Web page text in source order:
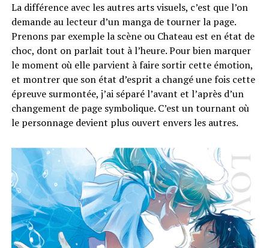
La différence avec les autres arts visuels, c’est que l’on
demande au lecteur d’un manga de tourner la page.
Prenons par exemple la scène ou Chateau est en état de
choc, dont on parlait tout à l’heure. Pour bien marquer
le moment où elle parvient à faire sortir cette émotion,
et montrer que son état d’esprit a changé une fois cette
épreuve surmontée, j’ai séparé l’avant et l’après d’un
changement de page symbolique. C’est un tournant où
le personnage devient plus ouvert envers les autres.